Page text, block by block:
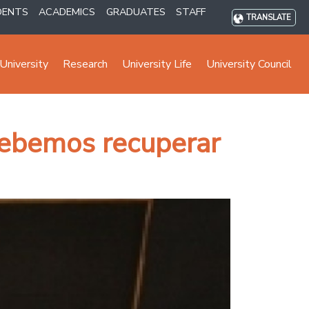
ACADEMICS GRADUATES STAFF TRANSLATE
Research University Life University Council
recuperar